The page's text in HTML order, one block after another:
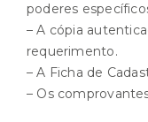
poderes
– A cópia
requerimento.
– A Ficha de
– Os